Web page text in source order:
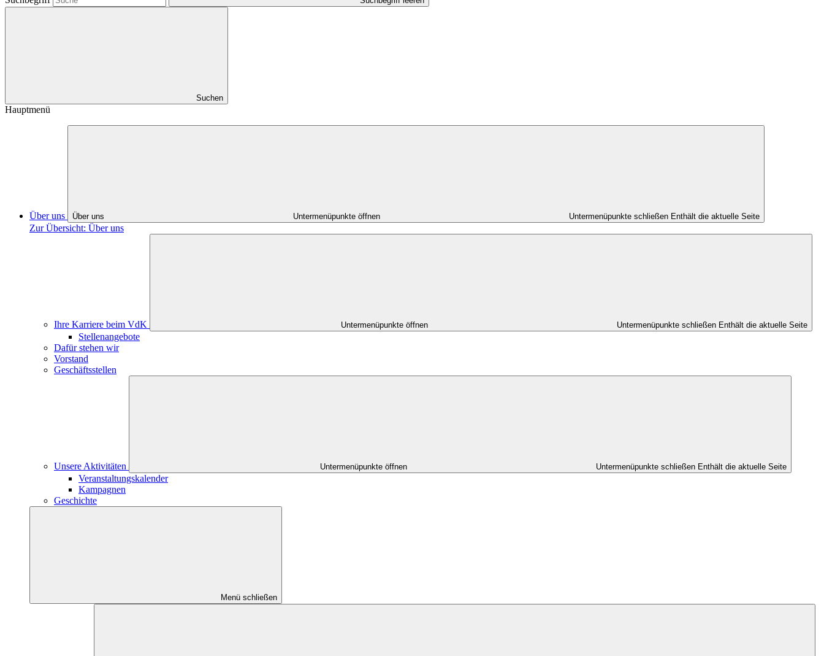
Suchen
Hauptmenü
Über uns Über uns Untermenüpunkte öffnen Untermenüpunkte schließen Enthält die aktuelle Seite
Zur Übersicht: Über uns
Ihre Karriere beim VdK Untermenüpunkte öffnen Untermenüpunkte schließen Enthält die aktuelle Seite
Stellenangebote
Dafür stehen wir
Vorstand
Geschäftsstellen
Unsere Aktivitäten Untermenüpunkte öffnen Untermenüpunkte schließen Enthält die aktuelle Seite
Veranstaltungskalender
Kampagnen
Geschichte
Menü schließen